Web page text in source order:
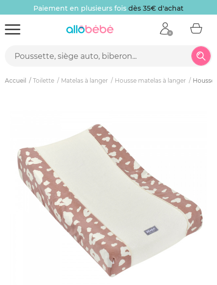
Paiement en plusieurs fois dès 35€ d'achat
Accueil Toilette Matelas à langer Housse matelas à langer Housse